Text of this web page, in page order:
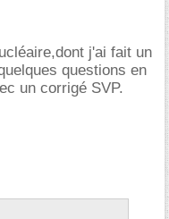
j'ai fait un
questions en
un corrigé SVP.